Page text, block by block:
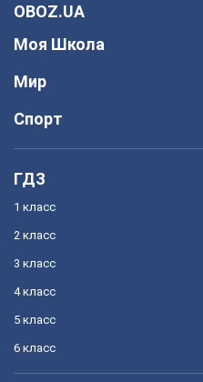
OBOZ.UA
Моя Школа
Мир
Спорт
ГДЗ
1 класс
2 класс
3 класс
4 класс
5 класс
6 класс